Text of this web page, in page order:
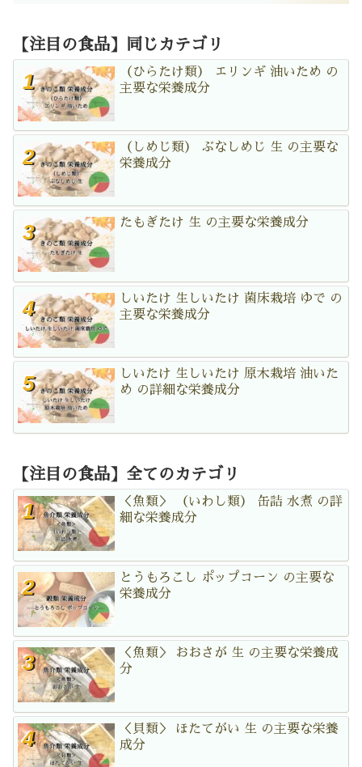
【注目の食品】同じカテゴリ
（ひらたけ類） エリンギ 油いため の
主要な栄養成分
（しめじ類） ぶなしめじ 生 の主要な
栄養成分
たもぎたけ 生 の主要な栄養成分
しいたけ 生しいたけ 菌床栽培 ゆで の
主要な栄養成分
しいたけ 生しいたけ 原木栽培 油いた
め の詳細な栄養成分
【注目の食品】全てのカテゴリ
＜魚類＞ （いわし類） 缶詰 水煮 の詳
細な栄養成分
とうもろこし ポップコーン の主要な
栄養成分
＜魚類＞ おおさが 生 の主要な栄養成
分
＜貝類＞ ほたてがい 生 の主要な栄養
成分